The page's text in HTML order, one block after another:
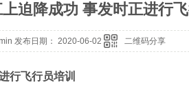
迫降成功 事发时正进行
发布日期： 2020-06-02 二维码分享
行飞行员培训